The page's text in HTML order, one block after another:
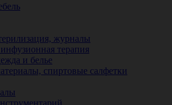
журналы
терапия
и белье
спиртовые салфетки